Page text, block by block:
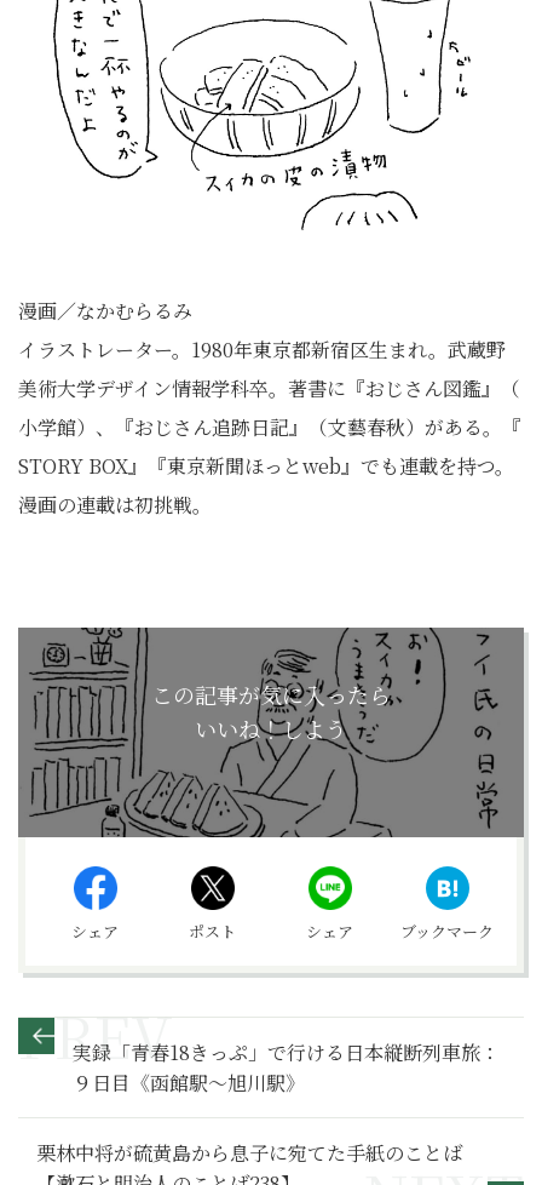
漫画／なかむらるみ
イラストレーター。1980年東京都新宿区生まれ。 武蔵野
美術大学デザイン情報学科卒。著書に『おじさん図鑑』（
小学館）、『おじさん追跡日記』（文藝春秋）がある。『
STORY BOX』『東京新聞ほっとweb』でも連載を持つ。
漫画の連載は初挑戦。
この記事が気に入ったら
いいね！しよう
シェア ポスト シェア ブックマーク
実録「青春18きっぷ」で行ける日本縦断列車旅：
９日目《函館駅～旭川駅》
栗林中将が硫黄島から息子に宛てた手紙のことば